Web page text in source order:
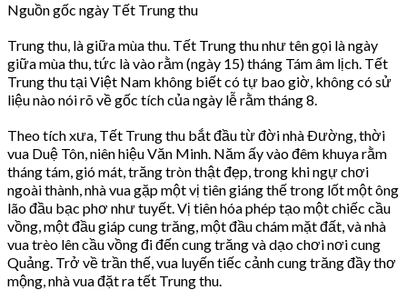
Nguồn gốc ngày Tết Trung thu
Trung thu, là giữa mùa thu. Tết Trung thu như tên gọi là ngày
giữa mùa thu, tức là vào rằm (ngày 15) tháng Tám âm lịch. Tết
Trung thu tại Việt Nam không biết có tự bao giờ, không có sử
liệu nào nói rõ về gốc tích của ngày lễ rằm tháng 8.
Theo tích xưa, Tết Trung thu bắt đầu từ đời nhà Ðường, thời
vua Duệ Tôn, niên hiệu Văn Minh. Năm ấy vào đêm khuya rằm
tháng tám, gió mát, trăng tròn thật đẹp, trong khi ngự chơi
ngoài thành, nhà vua gặp một vị tiên giáng thế trong lốt một ông
lão đầu bạc phơ như tuyết. Vị tiên hóa phép tạo một chiếc cầu
vồng, một đầu giáp cung trăng, một đầu chám mặt đất, và nhà
vua trèo lên cầu vồng đi đến cung trăng và dạo chơi nơi cung
Quảng. Trở về trần thế, vua luyến tiếc cảnh cung trăng đầy thơ
mộng, nhà vua đặt ra tết Trung thu.